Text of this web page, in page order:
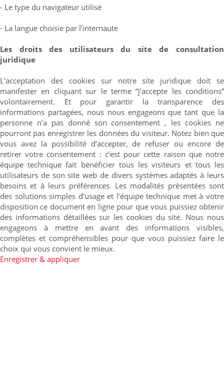
- Le type du navigateur utilisé
- La langue choisie par l’internaute
Les droits des utilisateurs du site de consultation
juridique
L’acceptation des cookies sur notre site juridique doit se
manifester en cliquant sur le terme “j’accepte les conditions”
volontairement. Et pour garantir la transparence des
informations partagées, nous nous engageons que tant que la
personne n’a pas donné son consentement , les cookies ne
pourront pas enregistrer les données du visiteur. Notez bien que
vous avez la possibilité d’accepter, de refuser ou encore de
retirer votre consentement : c’est pour cette raison que notre
équipe technique fait bénéficier tous les visiteurs et tous les
utilisateurs de son site web de divers systèmes adaptés à leurs
besoins et à leurs préférences. Les modalités présentées sont
des solutions simples d’usage et l’équipe technique met à votre
disposition ce document en ligne pour que vous puissiez obtenir
des informations détaillées sur les cookies du site. Nous nous
engageons à mettre en avant des informations visibles,
complètes et compréhensibles pour que vous puissiez faire le
choix qui vous convient le mieux.
Enregistrer & appliquer